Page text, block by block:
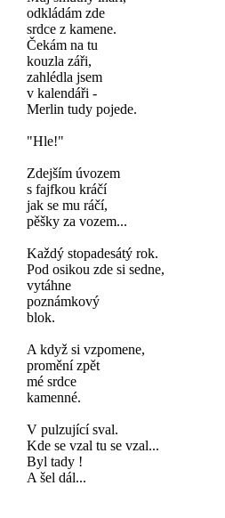
odkládám zde
srdce z kamene.
Čekám na tu
kouzla záři,
zahlédla jsem
v kalendáři -
Merlin tudy pojede.
"Hle!"
Zdejším úvozem
s fajfkou kráčí
jak se mu ráčí,
pěšky za vozem...
Každý stopadesátý rok.
Pod osikou zde si sedne,
vytáhne
poznámkový
blok.
A když si vzpomene,
promění zpět
mé srdce
kamenné.
V pulzující sval.
Kde se vzal tu se vzal...
Byl tady !
A šel dál...